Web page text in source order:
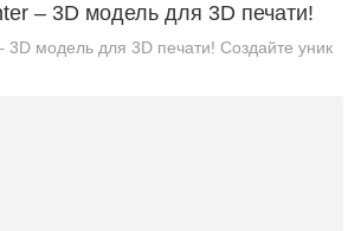
– 3D модель для 3D печати!
3D модель для 3D печати! Создайте уник